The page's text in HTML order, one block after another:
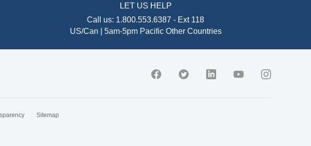
LET US HELP
Call us: 1.800.553.6387 - Ext 118
US/Can | 5am-5pm Pacific Other Countries